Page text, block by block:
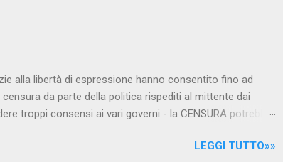
alla libertà di espressione hanno consentito fino ad
da parte della politica rispediti al mittente dai
troppi consensi ai vari governi - la CENSURA potrebbe
il momento è proprizio perché al governo non c'è più
LEGGI TUTTO»»